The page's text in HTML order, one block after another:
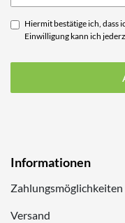
Hiermit bestätige ich, dass
Einwilligung kann ich
Informationen
Zahlungsmöglichkeiten
Versand